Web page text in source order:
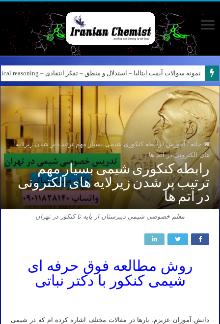
نمونه سوالات آیمت ایتالیا – استدلال و منطق – تفکر انتقادی – Logical reasoning – پارت ۸
کانال آیمت ایتالیا در نرم افزار بله – کانال شیمی آیمت استاد نباتی
خانه / آموزش / رابطه کنکوری شیمی بسیار مهم ترتیب پر شدن زیرلایه
های الکترونی در اتم ها
رابطه کنکوری شیمی بسیار مهم
ترتیب پر شدن زیرلایه های الکترونی
در اتم ها
معلم خصوصی شیمی دبیرستان از پایه تا کنکور در تهران
روش مطالعه فوق حرفه ای
شیمی کنکور با دکتر نباتی
دانش آموزان عزیزم، بارها در مقالات مختلف اشاره کرده ام که در شیمی